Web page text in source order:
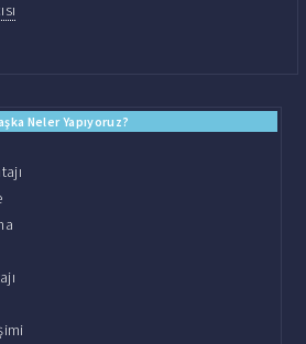
Neler Yapıyoruz?